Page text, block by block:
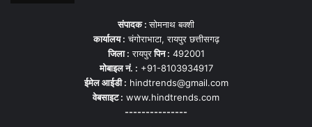
संपादक :सोमनाथ बक्शी
कार्यालय : चंगोराभाटा, रायपुर छत्तीसगढ़
जिला : रायपुरपिन : 492001
मोबाइल नं. : +91-8103934917
ईमेल आईडी : hindtrends@gmail.com
वेबसाइट : www.hindtrends.com
---------------